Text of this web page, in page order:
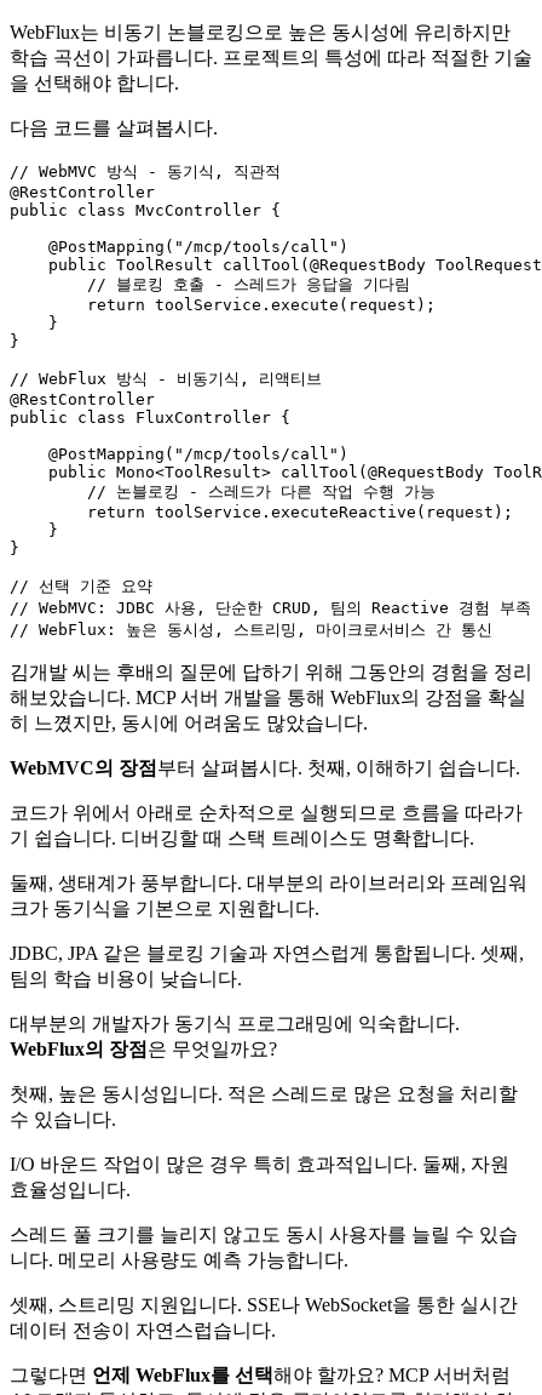
WebFlux는 비동기 논블로킹으로 높은 동시성에 유리하지만
학습 곡선이 가파릅니다. 프로젝트의 특성에 따라 적절한 기술
을 선택해야 합니다.
다음 코드를 살펴봅시다.
// WebMVC 방식 - 동기식, 직관적
@RestController
public
class MvcController {
@PostMapping("/mcp/tools/call")
public ToolResult callTool ( @RequestBody
// 블로킹 호출 - 스레드가 응답을 기다림
return toolService.execute(request);
    }
}
// WebFlux 방식 - 비동기식, 리액티브
@RestController
public
class FluxController {
@PostMapping("/mcp/tools/call")
public Mono<ToolResult> callTool ( @RequestBody
// 논블로킹 - 스레드가 다른 작업 수행 가능
return toolService.executeReactive(request);
    }
}
// 선택 기준 요약
// WebMVC: JDBC 사용, 단순한 CRUD, 팀의 Reactive 경험 부족
// WebFlux: 높은 동시성, 스트리밍, 마이크로서비스 간 통신
김개발 씨는 후배의 질문에 답하기 위해 그동안의 경험을 정리
해보았습니다. MCP 서버 개발을 통해 WebFlux의 강점을 확실
히 느꼈지만, 동시에 어려움도 많았습니다.
WebMVC의 장점 부터 살펴봅시다. 첫째, 이해하기 쉽습니다.
코드가 위에서 아래로 순차적으로 실행되므로 흐름을 따라가
기 쉽습니다. 디버깅할 때 스택 트레이스도 명확합니다.
둘째, 생태계가 풍부합니다. 대부분의 라이브러리와 프레임워
크가 동기식을 기본으로 지원합니다.
JDBC, JPA 같은 블로킹 기술과 자연스럽게 통합됩니다. 셋째,
팀의 학습 비용이 낮습니다.
대부분의 개발자가 동기식 프로그래밍에 익숙합니다.
WebFlux의 장점 은 무엇일까요?
첫째, 높은 동시성입니다. 적은 스레드로 많은 요청을 처리할
수 있습니다.
I/O 바운드 작업이 많은 경우 특히 효과적입니다. 둘째, 자원
효율성입니다.
스레드 풀 크기를 늘리지 않고도 동시 사용자를 늘릴 수 있습
니다. 메모리 사용량도 예측 가능합니다.
셋째, 스트리밍 지원입니다. SSE나 WebSocket을 통한 실시간
데이터 전송이 자연스럽습니다.
그렇다면 언제 WebFlux를 선택해야 할까요? MCP 서버처럼